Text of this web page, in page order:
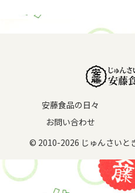
安藤食品の日々
お問い合わせ
© 2010-2026 じゅんさいと